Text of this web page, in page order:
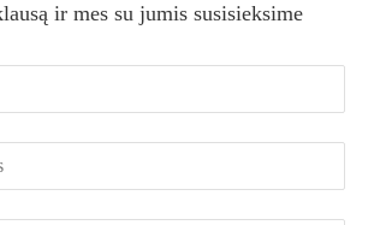
ir mes su jumis susisieksime